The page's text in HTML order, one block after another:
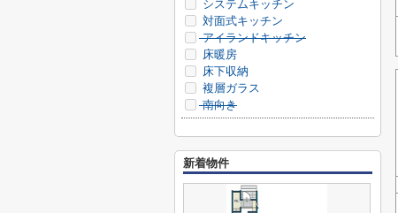
システムキッチン
対面式キッチン
アイランドキッチン
床暖房
床下収納
複層ガラス
南向き
新着物件